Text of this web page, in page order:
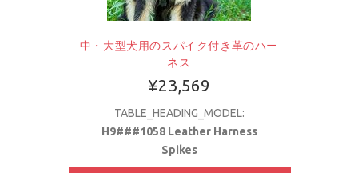
中・大型犬用のスパイク付き革のハー
ネス
¥23,569
TABLE_HEADING_MODEL:
H9###1058 Leather Harness
Spikes